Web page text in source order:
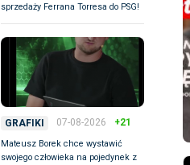
sprzedaży Ferrana Torresa do PSG!
GRAFIKI 07-08-2026 +21
Mateusz Borek chce wystawić
swojego człowieka na pojedynek z